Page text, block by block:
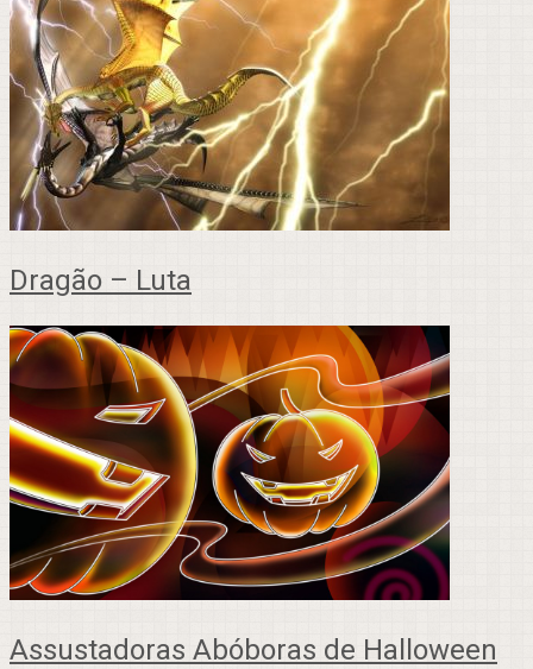
Dragão – Luta
Assustadoras Abóboras de Halloween